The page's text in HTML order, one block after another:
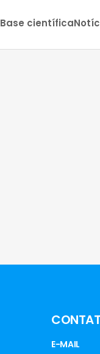
Base científica
E-MAIL